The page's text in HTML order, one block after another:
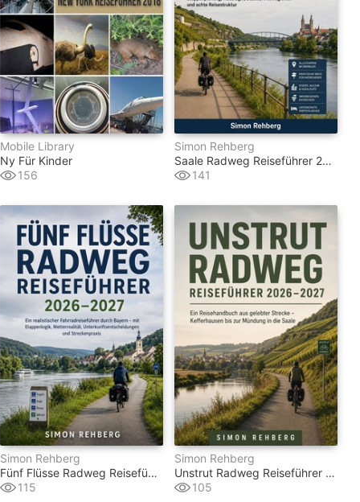
Mobile Library
Ny Für Kinder
156
Simon Rehberg
Saale Radweg Reiseführer 2026–2027
141
Simon Rehberg
Fünf Flüsse Radweg Reiseführer 2026–2027
115
Simon Rehberg
Unstrut Radweg Reiseführer 2026–2027
105